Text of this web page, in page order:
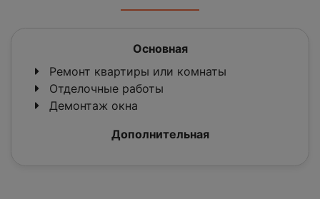
Основная
Ремонт квартиры или комнаты
Отделочные работы
Демонтаж окна
Дополнительная